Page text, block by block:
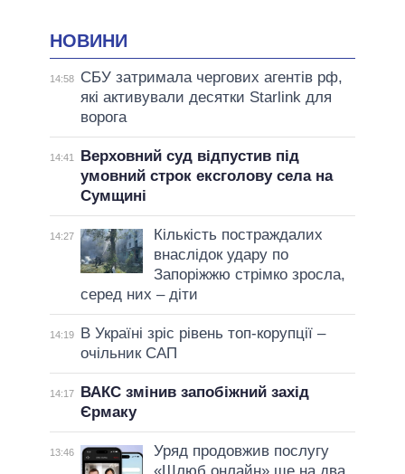
НОВИНИ
14:58
СБУ затримала чергових агентів рф,
які активували десятки Starlink для
ворога
14:41
Верховний суд відпустив під
умовний строк ексголову села на
Сумщині
14:27
Кількість постраждалих
внаслідок удару по
Запоріжжю стрімко зросла,
серед них – діти
14:19
В Україні зріс рівень топ-корупції –
очільник САП
14:17
ВАКС змінив запобіжний захід
Єрмаку
13:46
Уряд продовжив послугу